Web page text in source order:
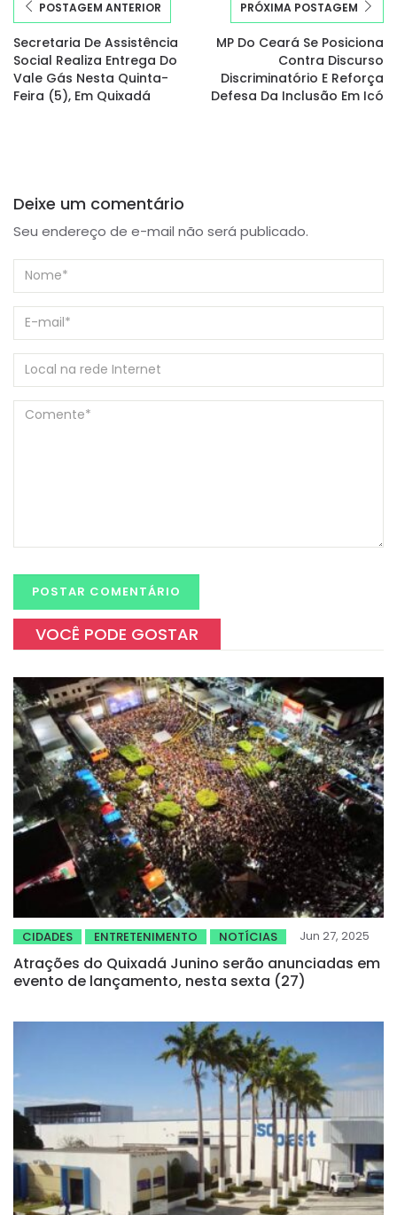
POSTAGEM ANTERIOR
Secretaria De Assistência
Social Realiza Entrega Do
Vale Gás Nesta Quinta-
Feira (5), Em Quixadá
PRÓXIMA POSTAGEM
MP Do Ceará Se Posiciona
Contra Discurso
Discriminatório E Reforça
Defesa Da Inclusão Em Icó
Deixe um comentário
Seu endereço de e-mail não será publicado.
VOCÊ PODE GOSTAR
CIDADES ENTRETENIMENTO NOTÍCIAS Jun 27, 2025
Atrações do Quixadá Junino serão anunciadas em
evento de lançamento, nesta sexta (27)